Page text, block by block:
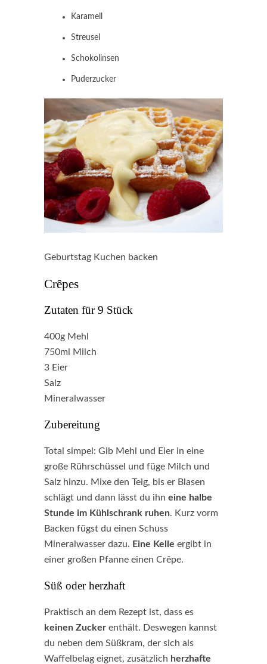
Karamell
Streusel
Schokolinsen
Puderzucker
Geburtstag Kuchen backen
Crêpes
Zutaten für 9 Stück
400g Mehl
750ml Milch
3 Eier
Salz
Mineralwasser
Zubereitung
Total simpel: Gib Mehl und Eier in eine
große Rührschüssel und füge Milch und
Salz hinzu. Mixe den Teig, bis er Blasen
schlägt und dann lässt du ihn eine halbe
Stunde im Kühlschrank ruhen. Kurz vorm
Backen fügst du einen Schuss
Mineralwasser dazu. Eine Kelle ergibt in
einer großen Pfanne einen Crêpe.
Süß oder herzhaft
Praktisch an dem Rezept ist, dass es
keinen Zucker enthält. Deswegen kannst
du neben dem Süßkram, der sich als
Waffelbelag eignet, zusätzlich herzhafte